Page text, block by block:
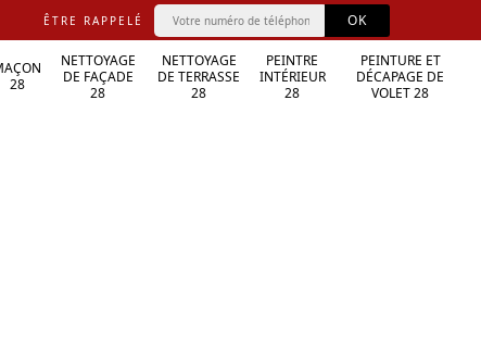
ÊTRE RAPPELÉ
28
NETTOYAGE
DE FAÇADE
28
NETTOYAGE
DE TERRASSE
28
PEINTRE
INTÉRIEUR
28
PEINTURE ET
DÉCAPAGE DE
VOLET 28